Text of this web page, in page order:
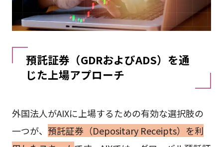
預託証券（GDRおよびADS）を通
じた上場アプローチ
外国法人がAIXに上場するための有効な選択肢の
一つが、 預託証券（Depositary Receipts）を利